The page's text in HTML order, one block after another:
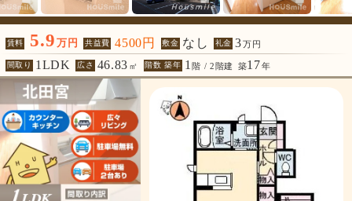
賃料 5.9 万円 共益費 4500円 敷金 なし 礼金 3万円
間取り 1LDK 広さ 46.83 ㎡ 階数 築年 1 階 / 2階建 築17年